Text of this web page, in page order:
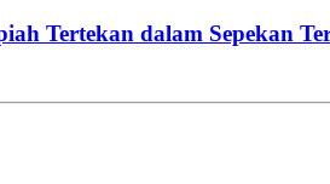
Tertekan dalam Sepekan